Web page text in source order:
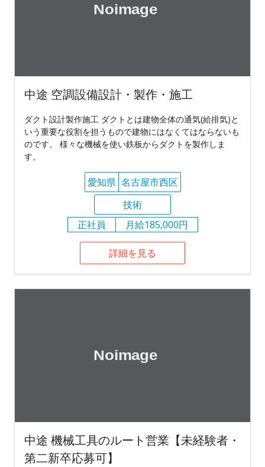
中途 空調設備設計・製作・施工
ダクト設計製作施工 ダクトとは建物全体の通気(給排気)と
いう重要な役割を担うもので建物にはなくてはならないも
のです。 様々な機械を使い鉄板からダクトを製作しま
す。
愛知県 名古屋市西区
技術
正社員
月給185,000円
詳細を見る
中途 機械工具のルート営業【未経験者・
第二新卒応募可】